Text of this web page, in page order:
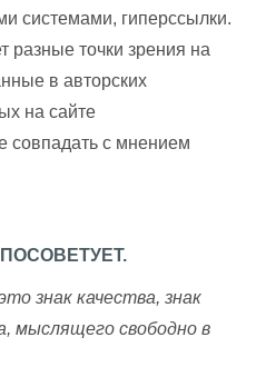
системами, гиперссылки.
разные точки зрения на
в авторских
на сайте
совпадать с мнением
знак качества, знак
мыслящего свободно в